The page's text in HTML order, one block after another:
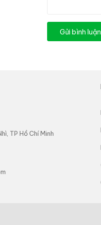
Gửi bình luận
TP Hồ Chí Minh